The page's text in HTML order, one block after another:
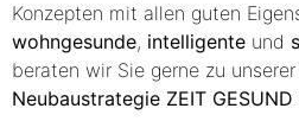
Konzepten mit allen guten
wohngesunde, intelligente und
beraten wir Sie gerne zu unserer
Neubaustrategie ZEIT